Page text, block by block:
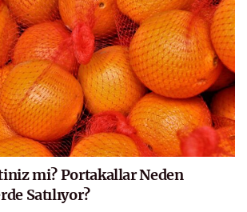
mi? Portakallar Neden
Satılıyor?